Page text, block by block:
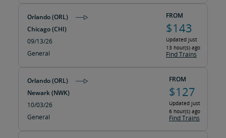
Orlando (ORL)
Chicago (CHI)
09/13/26
General
FROM
$143
Updated just
13 hour(s) ago
Find Trains
Orlando (ORL)
Newark (NWK)
10/03/26
General
FROM
$127
Updated just
6 hour(s) ago
Find Trains